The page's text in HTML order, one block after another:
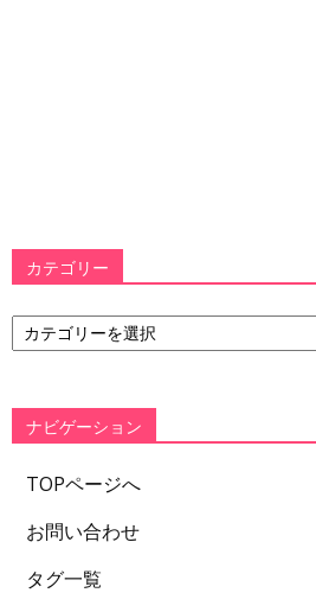
カテゴリー
カ
テ
ー
ナビゲーション
TOPページへ
お問い合わせ
タグ一覧